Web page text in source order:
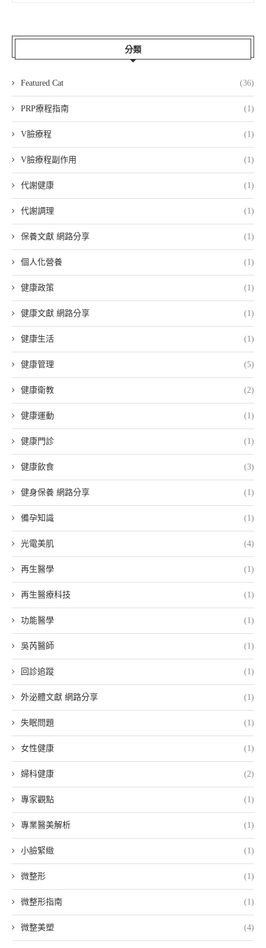
分類
Featured Cat (36)
PRP療程指南 (1)
V臉療程 (1)
V臉療程副作用 (1)
代謝健康 (1)
代謝調理 (1)
保養文獻 網路分享 (1)
個人化營養 (1)
健康政策 (1)
健康文獻 網路分享 (1)
健康生活 (1)
健康管理 (5)
健康衛教 (2)
健康運動 (1)
健康門診 (1)
健康飲食 (3)
健身保養 網路分享 (1)
備孕知識 (1)
光電美肌 (4)
再生醫學 (1)
再生醫療科技 (1)
功能醫學 (1)
吳芮醫師 (1)
回診追蹤 (1)
外泌體文獻 網路分享 (1)
失眠問題 (1)
女性健康 (1)
婦科健康 (2)
專家觀點 (1)
專業醫美解析 (1)
小臉緊緻 (1)
微整形 (1)
微整形指南 (1)
微整美塑 (4)